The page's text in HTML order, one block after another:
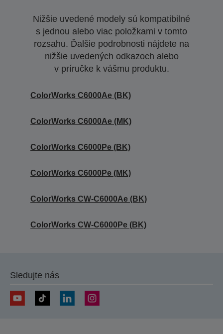
Nižšie uvedené modely sú kompatibilné
s jednou alebo viac položkami v tomto
rozsahu. Ďalšie podrobnosti nájdete na
nižšie uvedených odkazoch alebo
v príručke k vášmu produktu.
ColorWorks C6000Ae (BK)
ColorWorks C6000Ae (MK)
ColorWorks C6000Pe (BK)
ColorWorks C6000Pe (MK)
ColorWorks CW-C6000Ae (BK)
ColorWorks CW-C6000Pe (BK)
Sledujte nás